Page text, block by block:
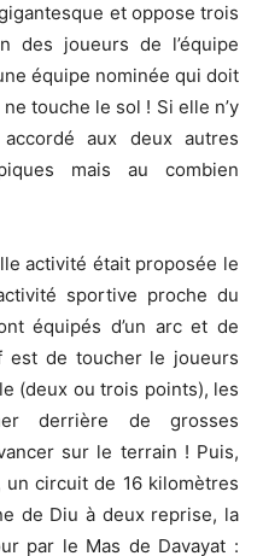
et oppose trois
des joueurs de l’équipe
équipe nominée qui doit
touche le sol ! Si elle n’y
aux deux autres
mais au combien
activité était proposée le
sportive proche du
équipés d’un arc et de
est de toucher le joueurs
(deux ou trois points), les
derrière de grosses
sur le terrain ! Puis,
un circuit de 16 kilomètres
de Diu à deux reprise, la
par le Mas de Davayat :